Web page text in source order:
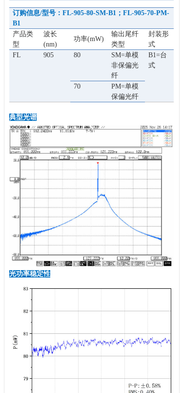
订购信息/型号： FL-905-80-SM-B1； FL-905-70-PM-
B1
产品类
型
波长
(nm)
功率(mW)
输出尾纤
类型
封装形
式
FL
905 80
SM=单模
非保偏光
纤
B1=台
式
70 PM=单模
保偏光纤
典型光谱
光功率稳定性